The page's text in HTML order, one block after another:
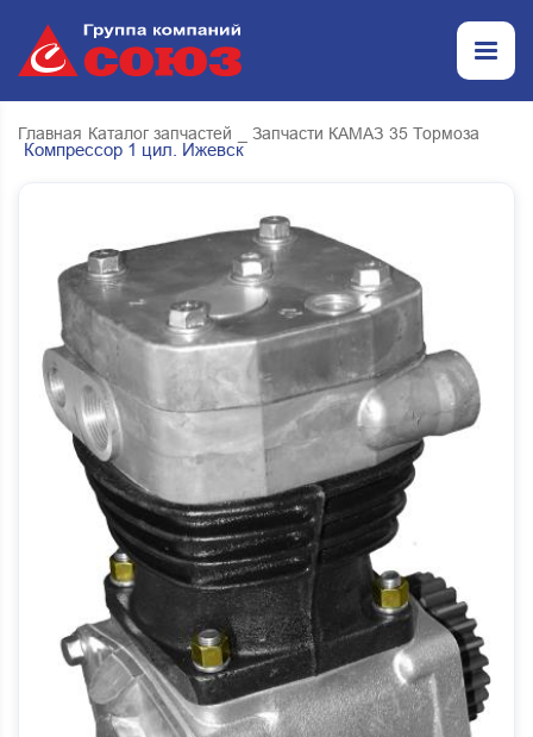
Главная Каталог запчастей _ Запчасти КАМАЗ 35 Тормоза
Компрессор 1 цил. Ижевск